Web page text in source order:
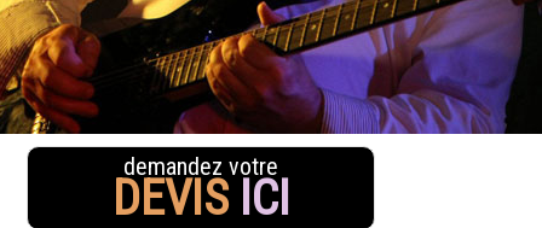
demandez votre
DEVIS ICI